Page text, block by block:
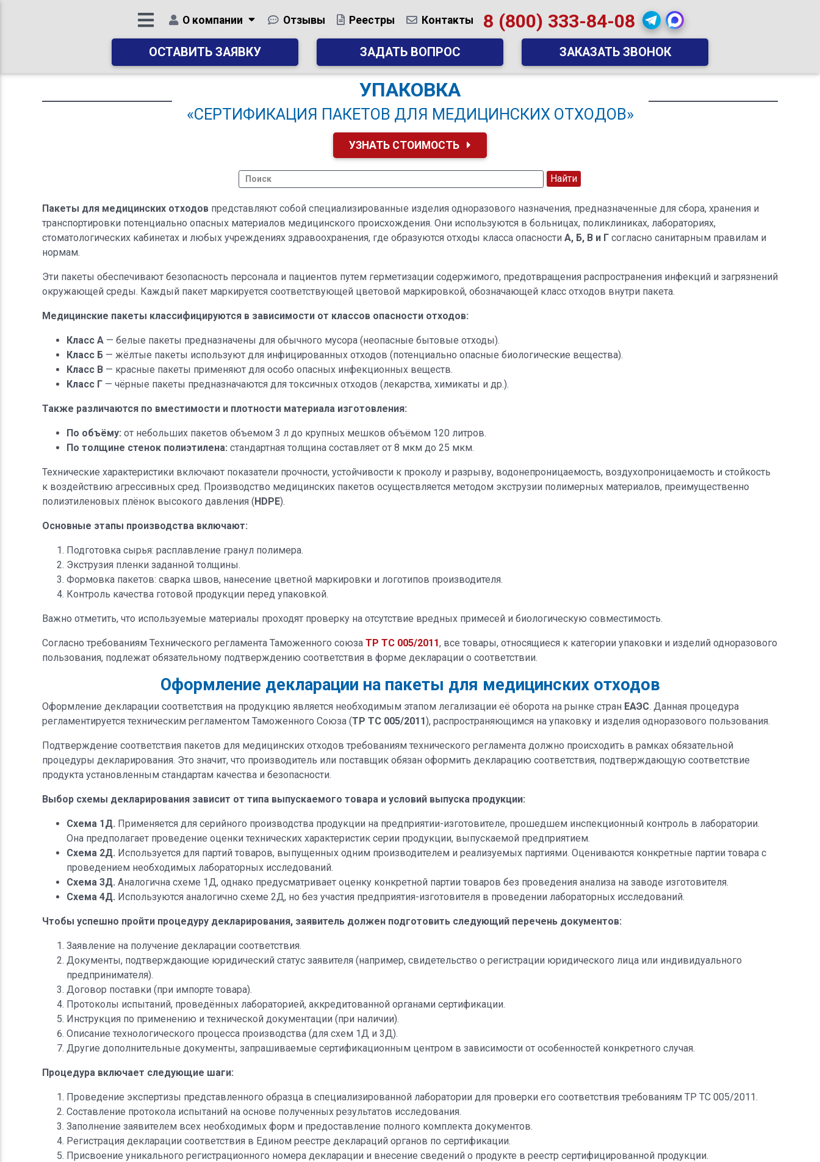
О компании Отзывы Реестры Контакты 8 (800) 333-84-08
ОСТАВИТЬ ЗАЯВКУ ЗАДАТЬ ВОПРОС ЗАКАЗАТЬ ЗВОНОК
УПАКОВКА
«СЕРТИФИКАЦИЯ ПАКЕТОВ ДЛЯ МЕДИЦИНСКИХ ОТХОДОВ»
УЗНАТЬ СТОИМОСТЬ
Пакеты для медицинских отходовпредставляют собой специализированные изделия одноразового назначения, предназначенные для сбора, хранения и
транспортировки потенциально опасных материалов медицинского происхождения. Они используются в больницах, поликлиниках, лабораториях,
стоматологических кабинетах и любых учреждениях здравоохранения, где образуются отходы класса опасности А, Б, В и Гсогласно санитарным правилам и
нормам.
Эти пакеты обеспечивают безопасность персонала и пациентов путем герметизации содержимого, предотвращения распространения инфекций и загрязнений
окружающей среды. Каждый пакет маркируется соответствующей цветовой маркировкой, обозначающей класс отходов внутри пакета.
Медицинские пакеты классифицируются в зависимости от классов опасности отходов:
Класс А — белые пакеты предназначены для обычного мусора (неопасные бытовые отходы).
Класс Б— жёлтые пакеты используют для инфицированных отходов (потенциально опасные биологические вещества).
Класс В— красные пакеты применяют для особо опасных инфекционных веществ.
Класс Г— чёрные пакеты предназначаются для токсичных отходов (лекарства, химикаты и др.).
Также различаются по вместимости и плотности материала изготовления:
По объёму: от небольших пакетов объемом 3 л до крупных мешков объёмом 120 литров.
По толщине стенок полиэтилена: стандартная толщина составляет от 8 мкм до 25 мкм.
Технические характеристики включают показатели прочности, устойчивости к проколу и разрыву, водонепроницаемость, воздухопроницаемость и стойкость
к воздействию агрессивных сред. Производство медицинских пакетов осуществляется методом экструзии полимерных материалов, преимущественно
полиэтиленовых плёнок высокого давления (HDPE).
Основные этапы производства включают:
Подготовка сырья: расплавление гранул полимера.
Экструзия пленки заданной толщины.
Формовка пакетов: сварка швов, нанесение цветной маркировки и логотипов производителя.
Контроль качества готовой продукции перед упаковкой.
Важно отметить, что используемые материалы проходят проверку на отсутствие вредных примесей и биологическую совместимость.
Согласно требованиям Технического регламента Таможенного союза ТР ТС 005/2011, все товары, относящиеся к категории упаковки и изделий одноразового
пользования, подлежат обязательному подтверждению соответствия в форме декларации о соответствии.
Оформление декларации на пакеты для медицинских отходов
Оформление декларации соответствия на продукцию является необходимым этапом легализации её оборота на рынке стран ЕАЭС. Данная процедура
регламентируется техническим регламентом Таможенного Союза (ТР ТС 005/2011), распространяющимся на упаковку и изделия одноразового пользования.
Подтверждение соответствия пакетов для медицинских отходов требованиям технического регламента должно происходить в рамках обязательной
процедуры декларирования. Это значит, что производитель или поставщик обязан оформить декларацию соответствия, подтверждающую соответствие
продукта установленным стандартам качества и безопасности.
Выбор схемы декларирования зависит от типа выпускаемого товара и условий выпуска продукции:
Схема 1Д. Применяется для серийного производства продукции на предприятии-изготовителе, прошедшем инспекционный контроль в лаборатории.
Она предполагает проведение оценки технических характеристик серии продукции, выпускаемой предприятием.
Схема 2Д. Используется для партий товаров, выпущенных одним производителем и реализуемых партиями. Оцениваются конкретные партии товара с
проведением необходимых лабораторных исследований.
Схема 3Д. Аналогична схеме 1Д, однако предусматривает оценку конкретной партии товаров без проведения анализа на заводе изготовителя.
Схема 4Д. Используются аналогично схеме 2Д, но без участия предприятия-изготовителя в проведении лабораторных исследований.
Чтобы успешно пройти процедуру декларирования, заявитель должен подготовить следующий перечень документов:
Заявление на получение декларации соответствия.
Документы, подтверждающие юридический статус заявителя (например, свидетельство о регистрации юридического лица или индивидуального
предпринимателя).
Договор поставки (при импорте товара).
Протоколы испытаний, проведённых лабораторией, аккредитованной органами сертификации.
Инструкция по применению и технической документации (при наличии).
Описание технологического процесса производства (для схем 1Д и 3Д).
Другие дополнительные документы, запрашиваемые сертификационным центром в зависимости от особенностей конкретного случая.
Процедура включает следующие шаги:
Проведение экспертизы представленного образца в специализированной лаборатории для проверки его соответствия требованиям ТР ТС 005/2011.
Составление протокола испытаний на основе полученных результатов исследования.
Заполнение заявителем всех необходимых форм и предоставление полного комплекта документов.
Регистрация декларации соответствия в Едином реестре деклараций органов по сертификации.
Присвоение уникального регистрационного номера декларации и внесение сведений о продукте в реестр сертифицированной продукции.